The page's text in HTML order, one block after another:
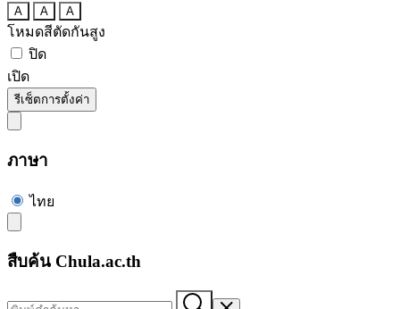
A A A
โหมดสีตัดกันสูง
ปิด
เปิด
รีเซ็ตการตั้งค่า
ภาษา
ไทย
สืบค้น Chula.ac.th